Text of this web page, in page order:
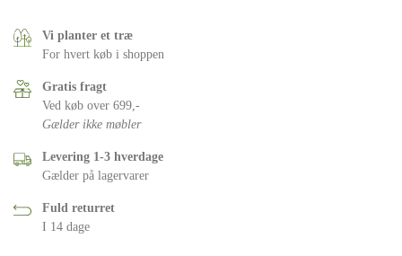
Vi planter et træ
For hvert køb i shoppen
Gratis fragt
Ved køb over 699,-
Gælder ikke møbler
Levering 1-3 hverdage
Gælder på lagervarer
Fuld returret
I 14 dage